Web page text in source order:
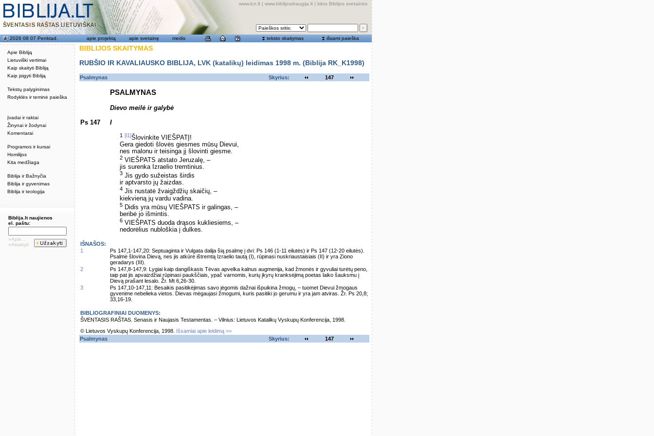
Apie Bibliją
Lietuviški vertimai
Kaip skaityti Bibliją
Kaip įsigyti Bibliją
Tekstų palyginimas
Rodyklės ir teminė paieška
Įvadai ir raktai
Žinynai ir žodynai
Komentarai
Programos ir kursai
Homilijos
Kita medžiaga
Biblija ir Bažnyčia
Biblija ir gyvenimas
Biblija ir teologija
www.lcn.lt | www.biblijosdraugija.lt | kitos Biblijos svetainės
2026 08 07 Penktad. apie projektą apie svetainę medis teksto skaitymas išsami paieška
Biblija.lt naujienos
el. paštu:
»Apie...
»Atsakyti
BIBLIJOS SKAITYMAS
RUBŠIO IR KAVALIAUSKO BIBLIJA, LVK (katalikų) leidimas 1998 m. (Biblija RK_K1998)
Psalmynas Skyrius: 147
PSALMYNAS
Dievo meilė ir galybė
Ps 147 I
1 [i1]Šlovinkite VIEŠPATĮ!
Gera giedoti šlovės giesmes mūsų Dievui,
nes malonu ir teisinga jį šlovinti giesme.
2 VIEŠPATS atstato Jeruzalę, –
jis surenka Izraelio tremtinius.
3 Jis gydo sužeistas širdis
ir aptvarsto jų žaizdas.
4 Jis nustatė žvaigždžių skaičių, –
kiekvieną jų vardu vadina.
5 Didis yra mūsų VIEŠPATS ir galingas, –
beribė jo išmintis.
6 VIEŠPATS duoda drąsos kukliesiems, –
nedorėlius nubloškia į dulkes.
IŠNAŠOS:
1
Ps 147,1-147,20: Septuaginta ir Vulgata dalija šią psalmę į dvi: Ps 146 (1-11 eilutės) ir Ps 147 (12-20 eilutės).
Psalmė šlovina Dievą, nes jis atkūrė ištremtą Izraelio tautą (I), rūpinasi nuskriaustaisiais (II) ir yra Ziono
geradarys (III).
2
Ps 147,8-147,9: Lygiai kaip dangiškasis Tėvas apvelka kalnus augmenija, kad žmonės ir gyvuliai turėtų peno,
taip pat jis apvaizdžiai rūpinasi paukščiais, ypač varnomis, kurių įkyrų kranksėjimą poetas laiko šauksmu į
Dievą prašant lesalo. Žr. Mt 6,26-30.
3
Ps 147,10-147,11: Besaikis pasitikėjimas savo jėgomis dažnai išpuikina žmogų, – tuomet Dievui žmogaus
gyvenime nebelieka vietos. Dievas mėgaujasi žmogumi, kuris pasitiki jo gerumu ir yra jam atviras. Žr. Ps 20,8;
33,16-19.
BIBLIOGRAFINIAI DUOMENYS:
ŠVENTASIS RAŠTAS. Senasis ir Naujasis Testamentas. – Vilnius: Lietuvos Katalikų Vyskupų Konferencija, 1998.
© Lietuvos Vyskupų Konferencija, 1998.
Išsamiai apie leidimą >>
Psalmynas
Skyrius: 147